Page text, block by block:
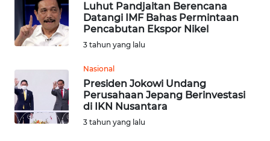
Luhut Pandjaitan Berencana
Datangi IMF Bahas Permintaan
Pencabutan Ekspor Nikel
3 tahun yang lalu
Nasional
Presiden Jokowi Undang
Perusahaan Jepang Berinvestasi
di IKN Nusantara
3 tahun yang lalu
WN
KARO
WN
LABUHANBATU